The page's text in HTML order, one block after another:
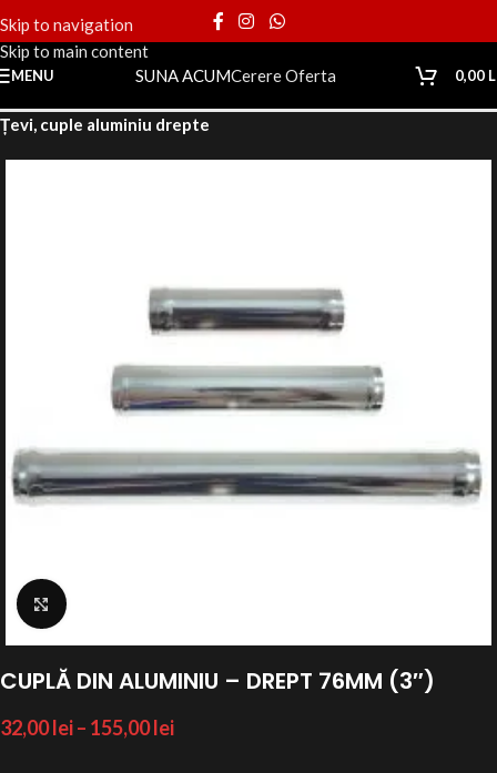
Skip to navigation
Skip to main content
MENU SUNA ACUMCerere Oferta 0,00
Țevi, cuple aluminiu drepte
Click to enlarge
CUPLĂ DIN ALUMINIU – DREPT 76MM (3″)
32,00lei– 155,00lei